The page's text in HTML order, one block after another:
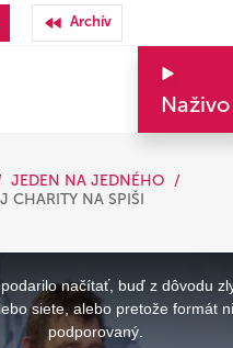
Archív
Naživo
JEDEN NA JEDNÉHO
CHARITY NA SPIŠI
načítať, buď z dôvodu
siete, alebo pretože formát
podporovaný.